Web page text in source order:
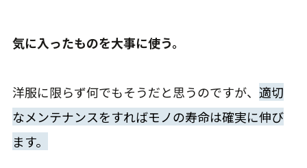
気に入ったものを大事に使う。
洋服に限らず何でもそうだと思うのですが、 適切
なメンテナンスをすればモノの寿命は確実に伸び
ます。